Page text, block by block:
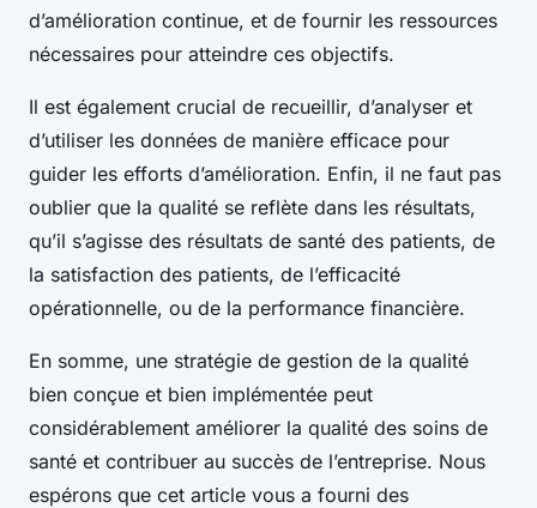
d’amélioration continue, et de fournir les ressources
nécessaires pour atteindre ces objectifs.
Il est également crucial de recueillir, d’analyser et
d’utiliser les données de manière efficace pour
guider les efforts d’amélioration. Enfin, il ne faut pas
oublier que la qualité se reflète dans les résultats,
qu’il s’agisse des résultats de santé des patients, de
la satisfaction des patients, de l’efficacité
opérationnelle, ou de la performance financière.
En somme, une stratégie de gestion de la qualité
bien conçue et bien implémentée peut
considérablement améliorer la qualité des soins de
santé et contribuer au succès de l’entreprise. Nous
espérons que cet article vous a fourni des